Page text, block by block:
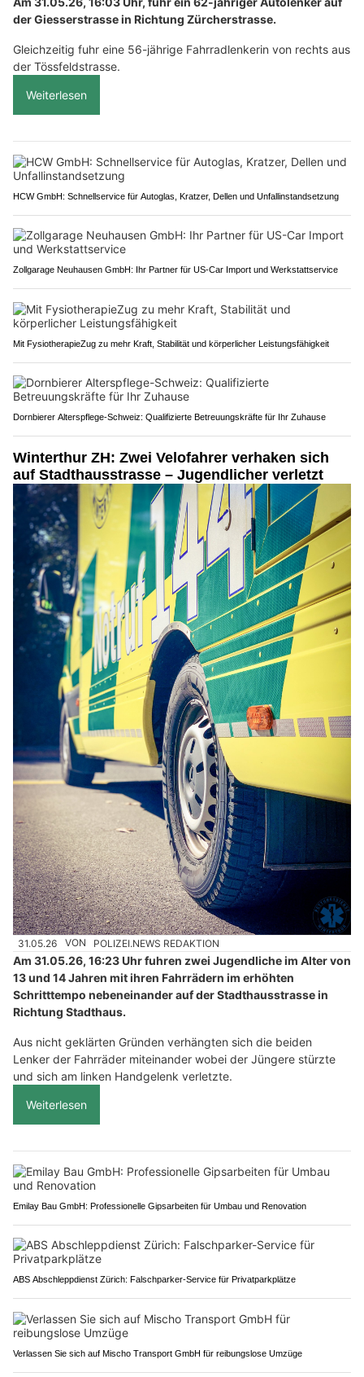
der Giesserstrasse in Richtung Zürcherstrasse.
Gleichzeitig fuhr eine 56-jährige Fahrradlenkerin von rechts aus
der Tössfeldstrasse.
Weiterlesen
HCW GmbH: Schnellservice für Autoglas, Kratzer, Dellen und Unfallinstandsetzung
Zollgarage Neuhausen GmbH: Ihr Partner für US-Car Import und Werkstattservice
Mit FysiotherapieZug zu mehr Kraft, Stabilität und körperlicher Leistungsfähigkeit
Dornbierer Alterspflege-Schweiz: Qualifizierte Betreuungskräfte für Ihr Zuhause
Winterthur ZH: Zwei Velofahrer verhaken sich
auf Stadthausstrasse – Jugendlicher verletzt
31.05.26 VON POLIZEI.NEWS REDAKTION
Am 31.05.26, 16:23 Uhr fuhren zwei Jugendliche im Alter von
13 und 14 Jahren mit ihren Fahrrädern im erhöhten
Schritttempo nebeneinander auf der Stadthausstrasse in
Richtung Stadthaus.
Aus nicht geklärten Gründen verhängten sich die beiden
Lenker der Fahrräder miteinander wobei der Jüngere stürzte
und sich am linken Handgelenk verletzte.
Weiterlesen
Emilay Bau GmbH: Professionelle Gipsarbeiten für Umbau und Renovation
ABS Abschleppdienst Zürich: Falschparker-Service für Privatparkplätze
Verlassen Sie sich auf Mischo Transport GmbH für reibungslose Umzüge